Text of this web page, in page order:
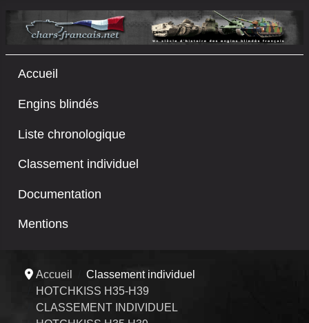
Accueil
Engins blindés
Liste chronologique
Classement individuel
Documentation
Mentions
Accueil
Classement individuel
HOTCHKISS H35-H39
CLASSEMENT INDIVIDUEL